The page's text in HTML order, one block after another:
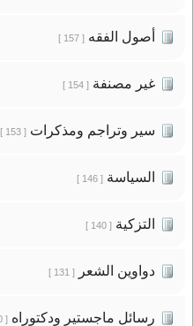
أصول الفقه[ 157 ]
غير مصنفة[ 154 ]
سير وتراجم ومذكرات[ 153 ]
السياسة[ 146 ]
التزكية[ 140 ]
دواوين الشعر[ 131 ]
رسائل ماجستير ودكتوراه[ 130 ]